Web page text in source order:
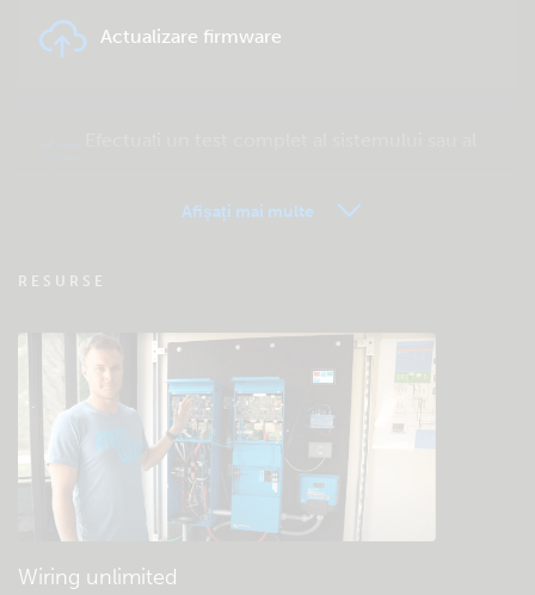
Actualizare firmware
VRM – Monitorizare la distanță – Întrebări
Verificare bază de cunoștințe a comunității
Descărcări generale și documentație
Afișați mai multe
RESURSE
Wiring unlimited